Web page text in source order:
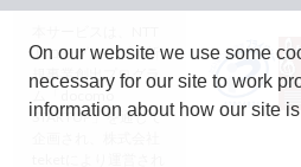
ドコモグループの新
規事業創出プログラ
ム「docomo
STARTUP」を通じて
On our website we use some
necessary for our site to work
information about how our site